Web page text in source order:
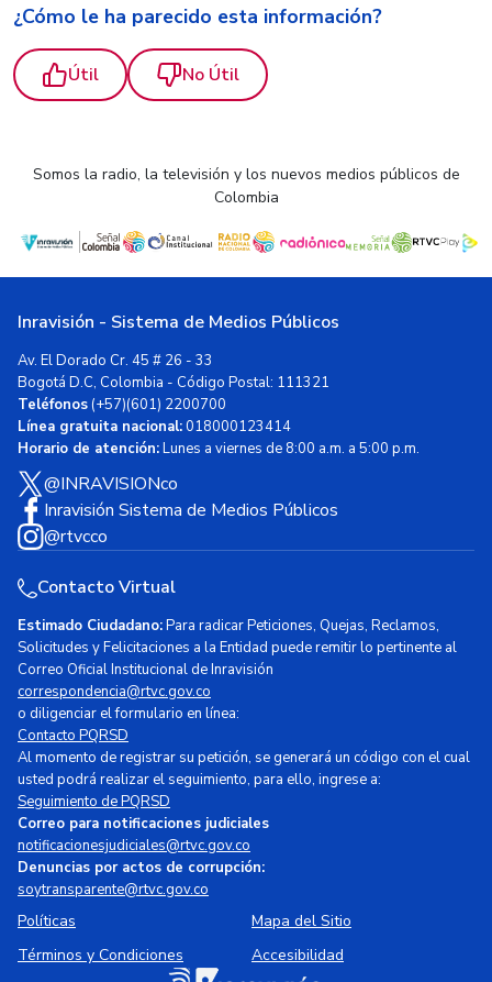
¿Cómo le ha parecido esta información?
Útil No Útil
Somos la radio, la televisión y los nuevos medios públicos de
Colombia
Inravisión - Sistema de Medios Públicos
Av. El Dorado Cr. 45 # 26 - 33
Bogotá D.C, Colombia - Código Postal: 111321
Teléfonos(+57)(601) 2200700
Línea gratuita nacional:018000123414
Horario de atención:Lunes a viernes de 8:00 a.m. a 5:00 p.m.
@INRAVISIONco
Inravisión Sistema de Medios Públicos
@rtvcco
Contacto Virtual
Estimado Ciudadano:Para radicar Peticiones, Quejas, Reclamos,
Solicitudes y Felicitaciones a la Entidad puede remitir lo pertinente al
Correo Oficial Institucional de Inravisión
correspondencia@rtvc.gov.co
o diligenciar el formulario en línea:
Contacto PQRSD
Al momento de registrar su petición, se generará un código con el cual
usted podrá realizar el seguimiento, para ello, ingrese a:
Seguimiento de PQRSD
Correo para notificaciones judiciales
notificacionesjudiciales@rtvc.gov.co
Denuncias por actos de corrupción:
soytransparente@rtvc.gov.co
Políticas
Mapa del Sitio
Términos y Condiciones
Accesibilidad